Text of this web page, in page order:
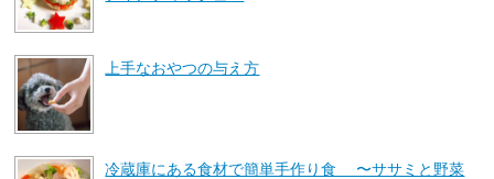
上手なおやつの与え方
冷蔵庫にある食材で簡単手作り食 〜ササミと野菜